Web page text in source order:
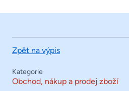
Zpět na výpis
Kategorie
Obchod, nákup a prodej zboží